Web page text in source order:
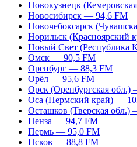
Новокузнецк
Новосибирск — 94,6 FM
Новочебоксарск
Норильск (Красноярский
Новый Свет (Республика
Омск — 90,5 FM
Оренбург — 88,3 FM
Орёл — 95,6 FM
Орск (Оренбургская обл.)
Оса (Пермский край) —
Осташков (Тверская обл.)
Пенза — 94,7 FM
Пермь — 95,0 FM
Псков — 88,8 FM